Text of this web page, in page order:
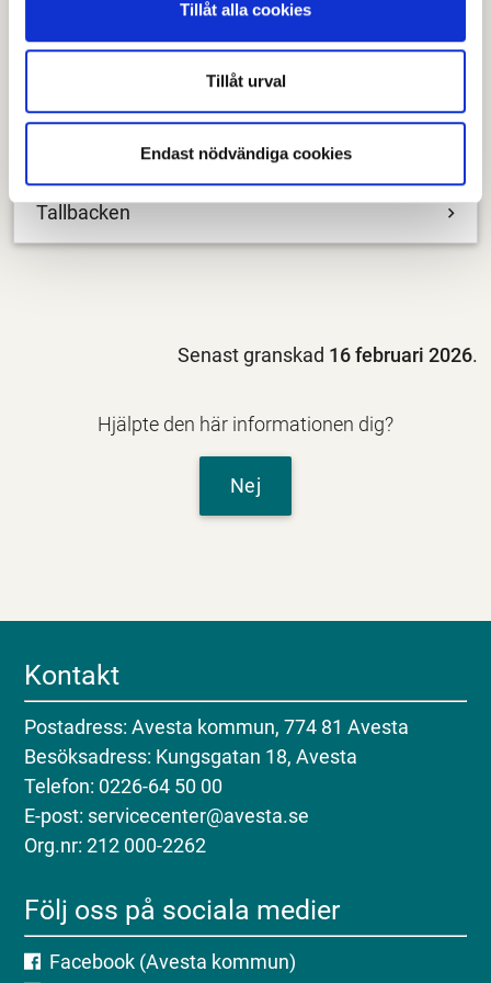
Tillåt alla cookies
Tillåt urval
Endast nödvändiga cookies
Björkhagen
Skogsgläntan
Tallbacken
Senast granskad 16 februari 2026.
Hjälpte den här informationen dig?
Nej
Kontakt
Postadress: Avesta kommun, 774 81 Avesta
Besöksadress: Kungsgatan 18, Avesta
Telefon: 0226-64 50 00
E-post: servicecenter@avesta.se
Org.nr: 212 000-2262
Följ oss på sociala medier
Facebook (Avesta kommun)